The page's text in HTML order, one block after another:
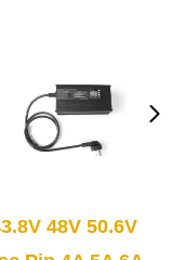
48V 50.6V